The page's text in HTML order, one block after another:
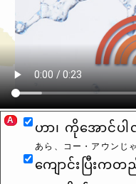
A
ဟာ၊ ကိုအောင်ပါ
あら、コー・アウンじ
ကျောင်းပြီး